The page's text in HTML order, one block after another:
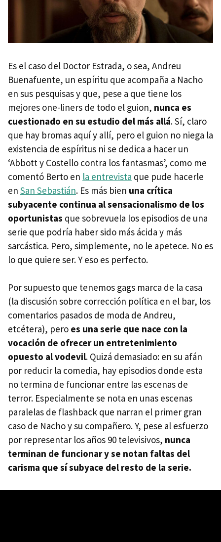
Es el caso del Doctor Estrada, o sea, Andreu
Buenafuente, un espíritu que acompaña a Nacho
en sus pesquisas y que, pese a que tiene los
mejores one-liners de todo el guion, nunca es
cuestionado en su estudio del más allá. Sí, claro
que hay bromas aquí y allí, pero el guion no niega la
existencia de espíritus ni se dedica a hacer un
‘Abbott y Costello contra los fantasmas’, como me
comentó Berto en la entrevista que pude hacerle
en San Sebastián. Es más bien una crítica
subyacente continua al sensacionalismo de los
oportunistas que sobrevuela los episodios de una
serie que podría haber sido más ácida y más
sarcástica. Pero, simplemente, no le apetece. No es
lo que quiere ser. Y eso es perfecto.
Por supuesto que tenemos gags marca de la casa
(la discusión sobre corrección política en el bar, los
comentarios pasados de moda de Andreu,
etcétera), pero es una serie que nace con la
vocación de ofrecer un entretenimiento
opuesto al vodevil. Quizá demasiado: en su afán
por reducir la comedia, hay episodios donde esta
no termina de funcionar entre las escenas de
terror. Especialmente se nota en unas escenas
paralelas de flashback que narran el primer gran
caso de Nacho y su compañero. Y, pese al esfuerzo
por representar los años 90 televisivos, nunca
terminan de funcionar y se notan faltas del
carisma que sí subyace del resto de la serie.